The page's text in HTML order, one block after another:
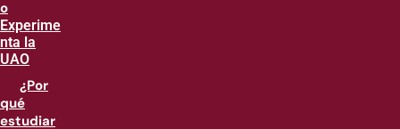
o
Experime
nta la
UAO
¿Por
qué
estudiar